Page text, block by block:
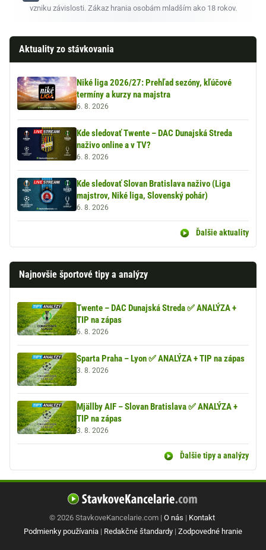
vzniku závislosti. Zákaz hrania osobám mladším ako 18 rokov.
Aktuality zo stávkovania
Niké liga 2026/27: Prehľad sezóny, kľúčové
termíny a kurzy na majstra
6. 8. 2026
Kde sledovať Twente – DAC Dunajská Streda
naživo online a v TV?
6. 8. 2026
Kde sledovať Slovan Bratislava naživo (Liga
majstrov, Niké liga, Slovenský pohár)
6. 8. 2026
Ďalšie aktuality
Najnovšie športové tipy a analýzy
Twente – DAC Dunajská Streda ✅ ANALÝZA +
TIP na zápas
6. 8. 2026
Sparta Praha – Lyon ✅ ANALÝZA + TIP na zápas
3. 8. 2026
Mjällby AIF – Slovan Bratislava ✅ ANALÝZA +
TIP na zápas
3. 8. 2026
Ďalšie tipy a analýzy
© 2026 StavkoveKancelarie.com | O nás | Kontakt
Podmienky používania | Redakčné štandardy | Zodpovedné hranie